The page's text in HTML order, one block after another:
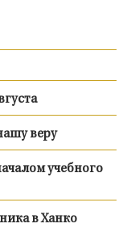
веру
учебного
в Ханко